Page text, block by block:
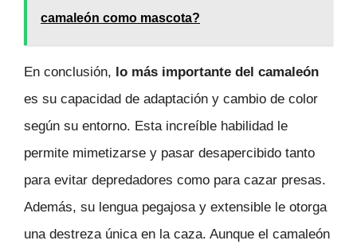
camaleón como mascota?
En conclusión, lo más importante del camaleón
es su capacidad de adaptación y cambio de color
según su entorno. Esta increíble habilidad le
permite mimetizarse y pasar desapercibido tanto
para evitar depredadores como para cazar presas.
Además, su lengua pegajosa y extensible le otorga
una destreza única en la caza. Aunque el camaleón